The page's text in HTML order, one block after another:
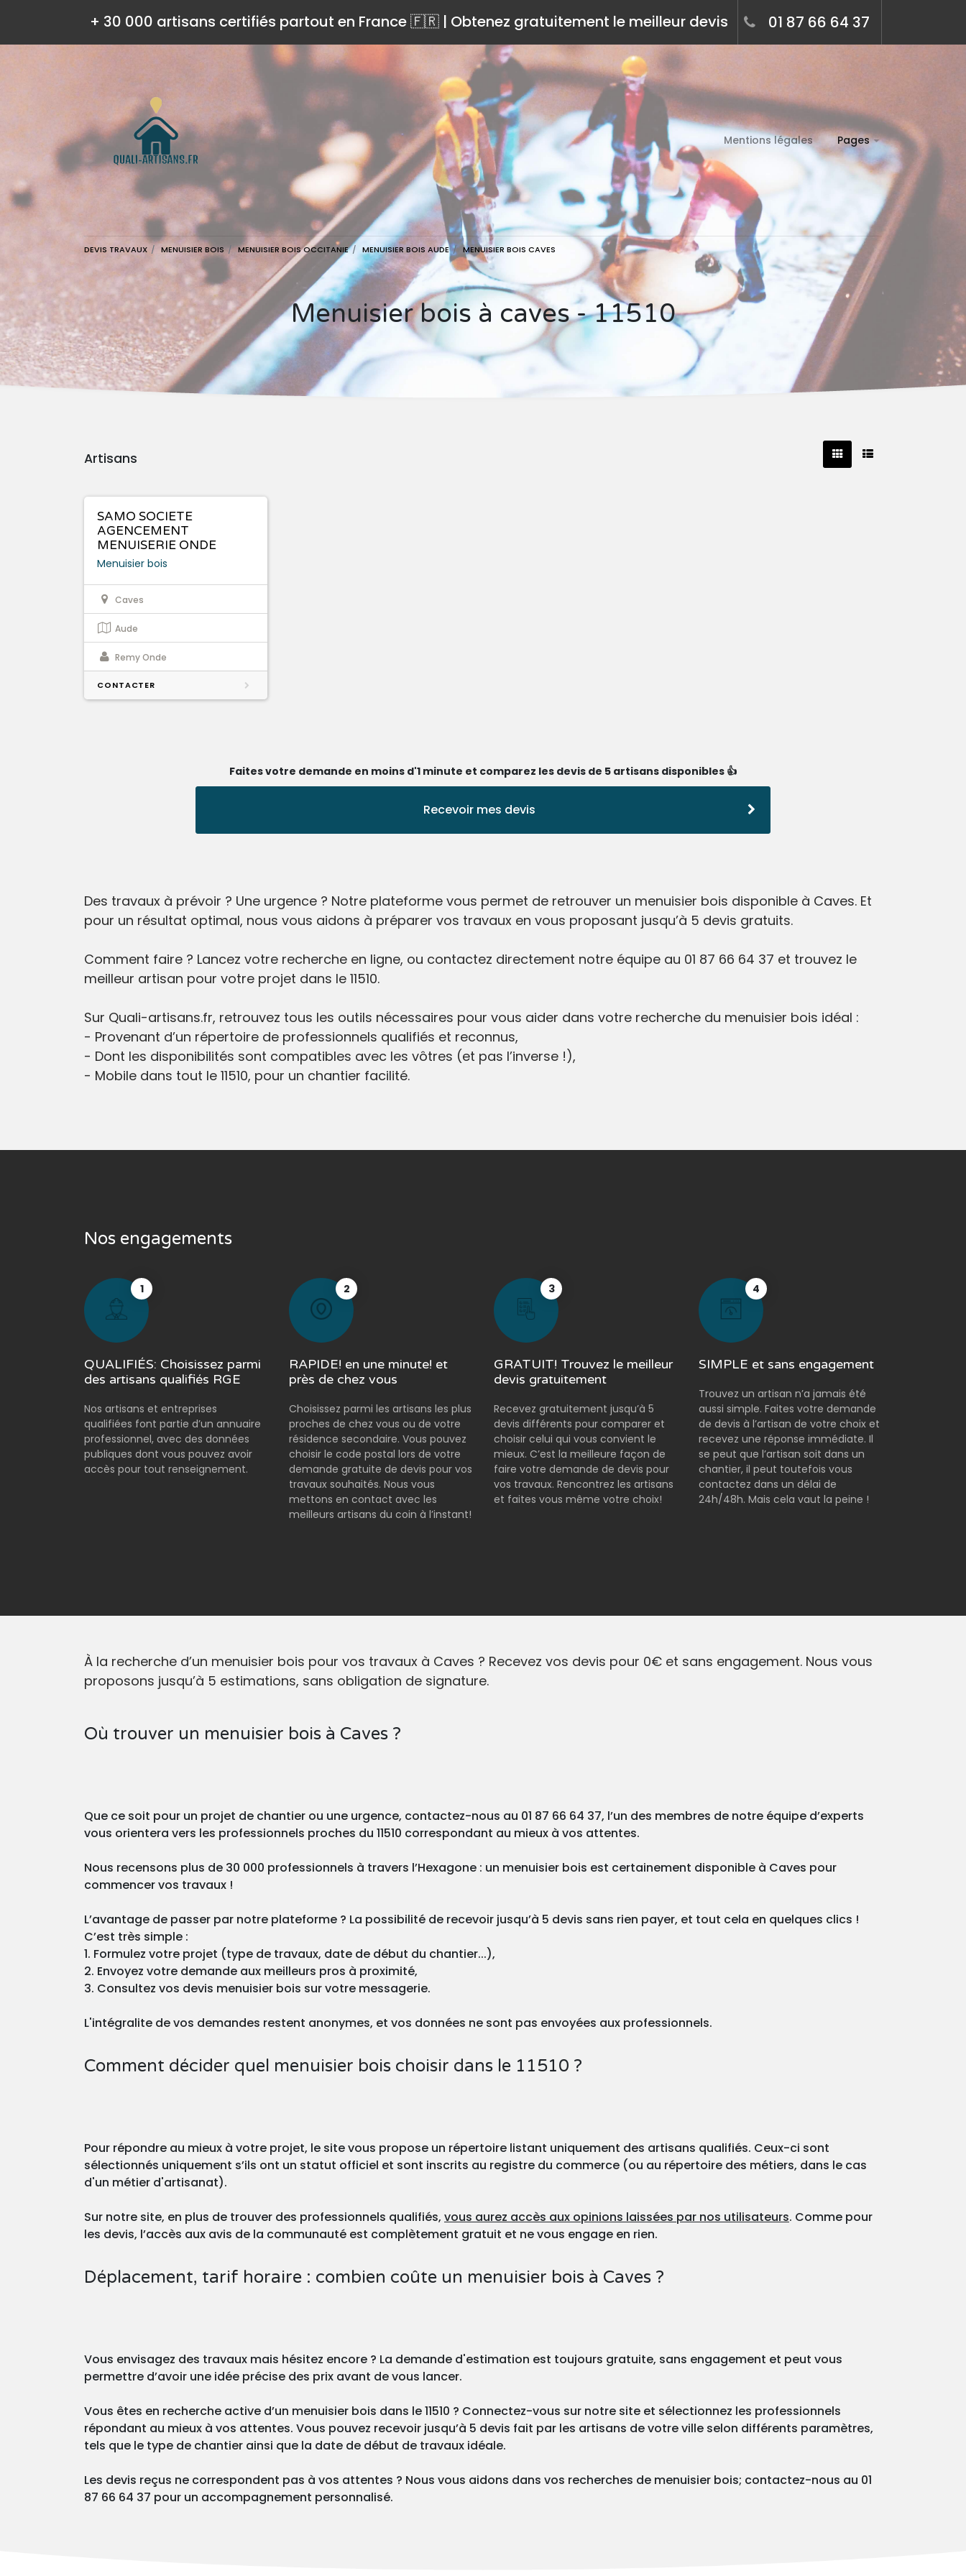
+ 30 000 artisans certifiés partout en France 🇫🇷 | Obtenez gratuitement le meilleur devis 01 87 66 64 37
Mentions légales Pages
DEVIS TRAVAUX MENUISIER BOIS MENUISIER BOIS OCCITANIE MENUISIER BOIS AUDE MENUISIER BOIS CAVES
Menuisier bois à caves - 11510
Artisans
SAMO SOCIETE
AGENCEMENT
MENUISERIE ONDE
Menuisier bois
Caves
Aude
Remy Onde
CONTACTER
Faites votre demande en moins d'1 minute et comparez les devis de 5 artisans disponibles 👍
Recevoir mes devis
Des travaux à prévoir ? Une urgence ? Notre plateforme vous permet de retrouver un menuisier bois disponible à Caves. Et
pour un résultat optimal, nous vous aidons à préparer vos travaux en vous proposant jusqu’à 5 devis gratuits.
Comment faire ? Lancez votre recherche en ligne, ou contactez directement notre équipe au 01 87 66 64 37 et trouvez le
meilleur artisan pour votre projet dans le 11510.
Sur Quali-artisans.fr, retrouvez tous les outils nécessaires pour vous aider dans votre recherche du menuisier bois idéal :
- Provenant d’un répertoire de professionnels qualifiés et reconnus,
- Dont les disponibilités sont compatibles avec les vôtres (et pas l’inverse !),
- Mobile dans tout le 11510, pour un chantier facilité.
Nos engagements
1
QUALIFIÉS: Choisissez parmi
des artisans qualifiés RGE
Nos artisans et entreprises
qualifiées font partie d’un annuaire
professionnel, avec des données
publiques dont vous pouvez avoir
accès pour tout renseignement.
2
RAPIDE! en une minute! et
près de chez vous
Choisissez parmi les artisans les plus
proches de chez vous ou de votre
résidence secondaire. Vous pouvez
choisir le code postal lors de votre
demande gratuite de devis pour vos
travaux souhaités. Nous vous
mettons en contact avec les
meilleurs artisans du coin à l’instant!
3
GRATUIT! Trouvez le meilleur
devis gratuitement
Recevez gratuitement jusqu’à 5
devis différents pour comparer et
choisir celui qui vous convient le
mieux. C’est la meilleure façon de
faire votre demande de devis pour
vos travaux. Rencontrez les artisans
et faites vous même votre choix!
4
SIMPLE et sans engagement
Trouvez un artisan n’a jamais été
aussi simple. Faites votre demande
de devis à l’artisan de votre choix et
recevez une réponse immédiate. Il
se peut que l’artisan soit dans un
chantier, il peut toutefois vous
contactez dans un délai de
24h/48h. Mais cela vaut la peine !
À la recherche d’un menuisier bois pour vos travaux à Caves ? Recevez vos devis pour 0€ et sans engagement. Nous vous
proposons jusqu’à 5 estimations, sans obligation de signature.
Où trouver un menuisier bois à Caves ?
Que ce soit pour un projet de chantier ou une urgence, contactez-nous au 01 87 66 64 37, l’un des membres de notre équipe d’experts
vous orientera vers les professionnels proches du 11510 correspondant au mieux à vos attentes.
Nous recensons plus de 30 000 professionnels à travers l’Hexagone : un menuisier bois est certainement disponible à Caves pour
commencer vos travaux !
L’avantage de passer par notre plateforme ? La possibilité de recevoir jusqu’à 5 devis sans rien payer, et tout cela en quelques clics !
C’est très simple :
1. Formulez votre projet (type de travaux, date de début du chantier...),
2. Envoyez votre demande aux meilleurs pros à proximité,
3. Consultez vos devis menuisier bois sur votre messagerie.
L'intégralite de vos demandes restent anonymes, et vos données ne sont pas envoyées aux professionnels.
Comment décider quel menuisier bois choisir dans le 11510 ?
Pour répondre au mieux à votre projet, le site vous propose un répertoire listant uniquement des artisans qualifiés. Ceux-ci sont
sélectionnés uniquement s’ils ont un statut officiel et sont inscrits au registre du commerce (ou au répertoire des métiers, dans le cas
d'un métier d'artisanat).
Sur notre site, en plus de trouver des professionnels qualifiés, vous aurez accès aux opinions laissées par nos utilisateurs. Comme pour
les devis, l’accès aux avis de la communauté est complètement gratuit et ne vous engage en rien.
Déplacement, tarif horaire : combien coûte un menuisier bois à Caves ?
Vous envisagez des travaux mais hésitez encore ? La demande d'estimation est toujours gratuite, sans engagement et peut vous
permettre d’avoir une idée précise des prix avant de vous lancer.
Vous êtes en recherche active d’un menuisier bois dans le 11510 ? Connectez-vous sur notre site et sélectionnez les professionnels
répondant au mieux à vos attentes. Vous pouvez recevoir jusqu’à 5 devis fait par les artisans de votre ville selon différents paramètres,
tels que le type de chantier ainsi que la date de début de travaux idéale.
Les devis reçus ne correspondent pas à vos attentes ? Nous vous aidons dans vos recherches de menuisier bois; contactez-nous au 01
87 66 64 37 pour un accompagnement personnalisé.